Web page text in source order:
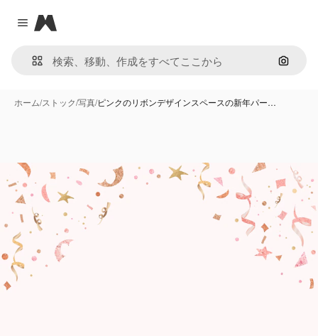
Close menu
Magnific
画像で
ホーム/ストック/写真/ピンクのリボンデザインスペースの新年パー…